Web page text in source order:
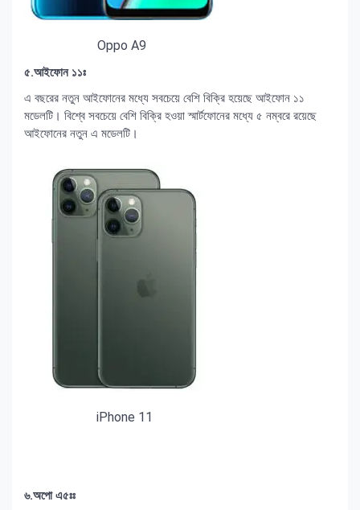
Oppo A9
৫.আইফোন ১১ঃ
এ বছরের নতুন আইফোনের মধ্যে সবচেয়ে বেশি বিক্রি হয়েছে আইফোন ১১
মডেলটি। বিশ্বে সবচেয়ে বেশি বিক্রি হওয়া স্মার্টফোনের মধ্যে ৫ নম্বরে রয়েছে
আইফোনের নতুন এ মডেলটি।
iPhone 11
৬.অপো এ৫ঃঃ